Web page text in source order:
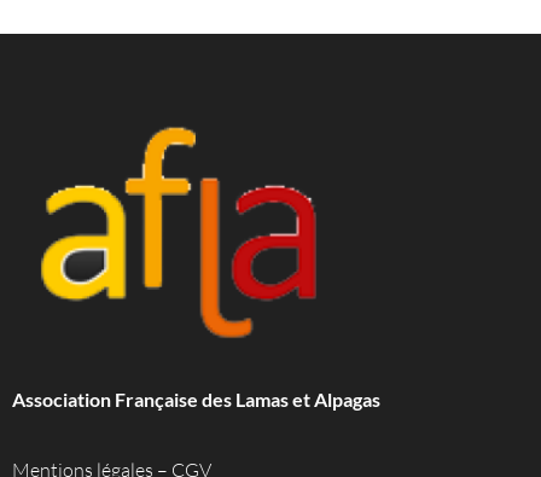
Association Française des Lamas et Alpagas
Mentions légales – CGV